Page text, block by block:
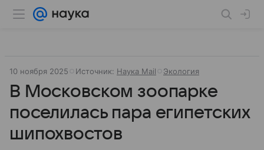
10 ноября 2025 Источник: Наука Mail Экология
В Московском зоопарке
поселилась пара египетских
шипохвостов